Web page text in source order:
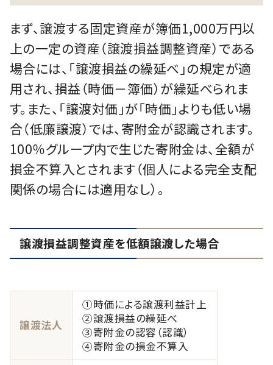
まず、譲渡する固定資産が簿価1,000万円以
上の一定の資産（譲渡損益調整資産）である
場合には、「譲渡損益の繰延べ」の規定が適
用され、損益（時価－簿価）が繰延べられま
す。また、「譲渡対価」が「時価」よりも低い場
合（低廉譲渡）では、寄附金が認識されます。
100％グループ内で生じた寄附金は、全額が
損金不算入とされます（個人による完全支配
関係の場合には適用なし）。
譲渡損益調整資産を低額譲渡した場合
譲渡法人
①時価による譲渡利益計上
②譲渡損益の繰延べ
③寄附金の認容（認識）
④寄附金の損金不算入